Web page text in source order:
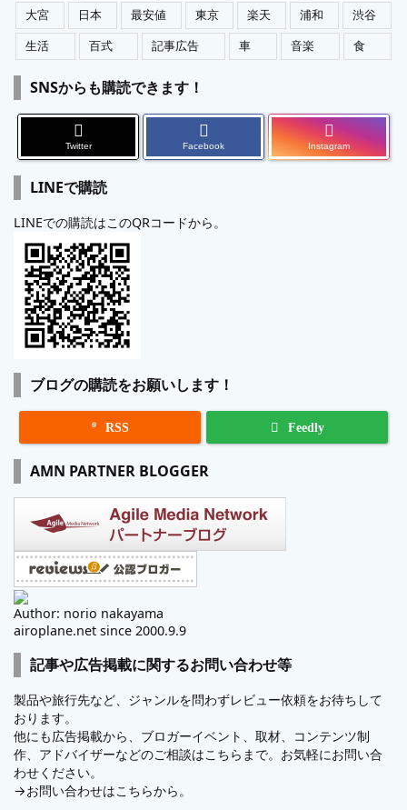
大宮
日本 最安値 東京 楽天 浦和
渋谷
生活
百式 記事広告 車 音楽 食
SNSからも購読できます！
Twitter Facebook Instagram
LINEで購読
LINEでの購読はこのQRコードから。
ブログの購読をお願いします！
 RSS Feedly
AMN PARTNER BLOGGER
Author: norio nakayama
airoplane.net since 2000.9.9
記事や広告掲載に関するお問い合わせ等
製品や旅行先など、ジャンルを問わずレビュー依頼をお待ちして
おります。
他にも広告掲載から、ブロガーイベント、取材、コンテンツ制
作、アドバイザーなどのご相談はこちらまで。お気軽にお問い合
わせください。
→お問い合わせはこちらから。